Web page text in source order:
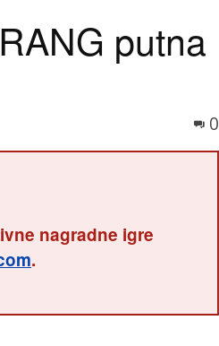
putna
0
nagradne igre
.